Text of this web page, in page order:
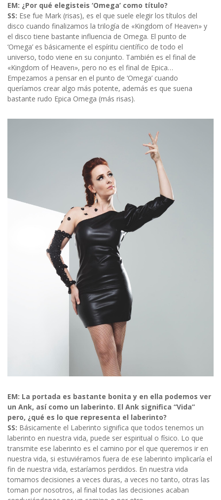
EM: ¿Por qué elegisteis ‘Omega’ como título?
SS: Ese fue Mark (risas), es el que suele elegir los títulos del
disco cuando finalizamos la trilogía de «Kingdom of Heaven» y
el disco tiene bastante influencia de Omega. El punto de
‘Omega’ es básicamente el espíritu científico de todo el
universo, todo viene en su conjunto. También es el final de
«Kingdom of Heaven», pero no es el final de Epica…
Empezamos a pensar en el punto de ‘Omega’ cuando
queríamos crear algo más potente, además es que suena
bastante rudo Epica Omega (más risas).
EM: La portada es bastante bonita y en ella podemos ver
un Ank, así como un laberinto. El Ank significa “Vida”
pero, ¿qué es lo que representa el laberinto?
SS: Básicamente el Laberinto significa que todos tenemos un
laberinto en nuestra vida, puede ser espiritual o físico. Lo que
transmite ese laberinto es el camino por el que queremos ir en
nuestra vida, si estuviéramos fuera de ese laberinto implicaría el
fin de nuestra vida, estaríamos perdidos. En nuestra vida
tomamos decisiones a veces duras, a veces no tanto, otras las
toman por nosotros, al final todas las decisiones acaban